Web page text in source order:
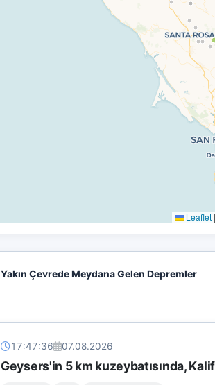
Leaflet |
Yakın Çevrede Meydana Gelen Depremler
17:47:36 07.08.2026
Geysers'in 5 km kuzeybatısında,